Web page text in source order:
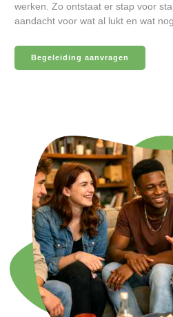
werken. Zo ontstaat er stap voor
aandacht voor wat al lukt en wat
Begeleiding aanvragen